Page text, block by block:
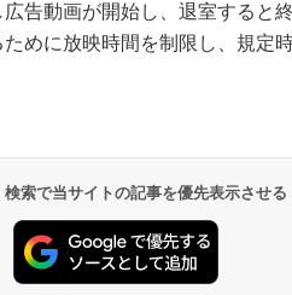
告動画が開始し、退室すると
めに放映時間を制限し、規定
索で当サイトの記事を優先表示させる